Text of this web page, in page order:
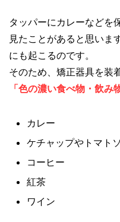
タッパーにカレーなどを
見たことがあると思いま
にも起こるのです。
そのため、矯正器具を装
「色の濃い食べ物・飲み
カレー
ケチャップやトマト
コーヒー
紅茶
ワイン